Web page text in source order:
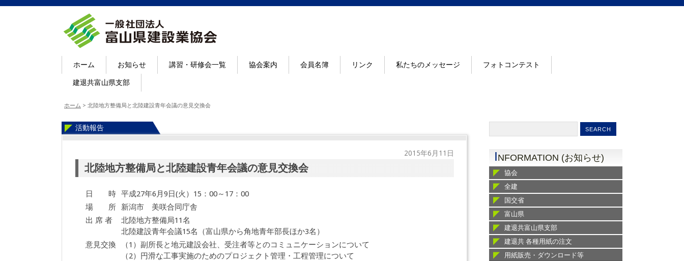
ホーム お知らせ 講習・研修会一覧 協会案内 会員名簿 リンク 私たちのメッセージ フォトコンテスト
建退共富山県支部
ホーム > 北陸地方整備局と北陸建設青年会議の意見交換会
活動報告
2015年6月11日
北陸地方整備局と北陸建設青年会議の意見交換会
日 時 平成27年6月9日(火）15：00～17：00
場 所
新潟市 美咲合同庁舎
出 席 者
北陸地方整備局11名
北陸建設青年会議15名（富山県から角地青年部長ほか3名）
意見交換
（1）副所長と地元建設会社、受注者等とのコミュニケーションについて
（2）円滑な工事実施のためのプロジェクト管理・工程管理について
INFORMATION (お知らせ)
協会
全建
国交省
富山県
建退共富山県支部
建退共 各種用紙の注文
用紙販売・ダウンロード等